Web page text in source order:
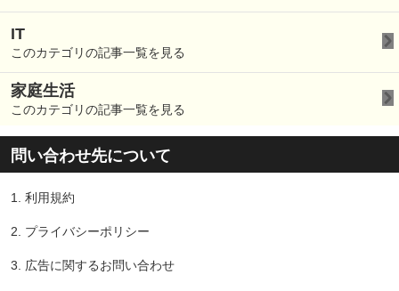
IT
このカテゴリの記事一覧を見る
家庭生活
このカテゴリの記事一覧を見る
問い合わせ先について
1. 利用規約
2. プライバシーポリシー
3. 広告に関するお問い合わせ